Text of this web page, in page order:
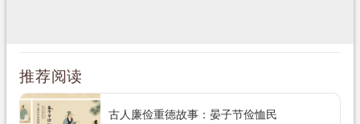
推荐阅读
古人廉俭重德故事：晏子节俭恤民